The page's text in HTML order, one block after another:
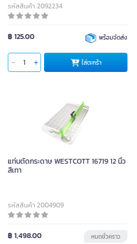
รหัสสินค้า 2092234
฿ 125.00 พร้อมจัดส่ง
ใส่ตะกร้า
แท่นตัดกระดาษ WESTCOTT 16719 12 นิ้ว
สีเทา
รหัสสินค้า 2004909
฿ 1,498.00 หมดชั่วคราว